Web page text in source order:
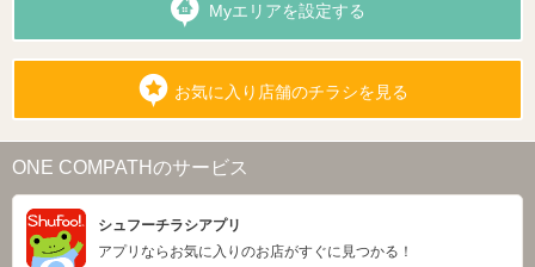
Myエリアを設定する
お気に入り店舗のチラシを見る
ONE COMPATHのサービス
シュフーチラシアプリ
アプリならお気に入りのお店がすぐに見つかる！